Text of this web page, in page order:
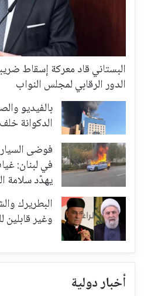
البستاني قاد معركة إسقاط
الدور الرقابي لمجلس النواب
بالفيديو
الدكوانة
فوضى
في لبنان:
يهدّد سلامة
البطريرك
وغير قابلين
أخبار دولية